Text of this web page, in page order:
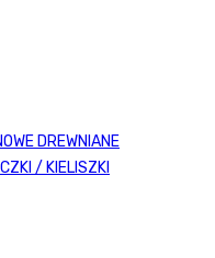
DREWNIANE
/ KIELISZKI